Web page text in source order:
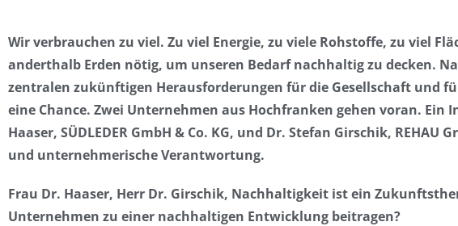
Wir verbrauchen zu viel. Zu viel Energie, zu viele Rohstoffe, zu viel
anderthalb Erden nötig, um unseren Bedarf nachhaltig zu decken.
zentralen zukünftigen Herausforderungen für die Gesellschaft und
eine Chance. Zwei Unternehmen aus Hochfranken gehen voran. Ein
Haaser, SÜDLEDER GmbH & Co. KG, und Dr. Stefan Girschik,
und unternehmerische Verantwortung.
Frau Dr. Haaser, Herr Dr. Girschik, Nachhaltigkeit ist ein
Unternehmen zu einer nachhaltigen Entwicklung beitragen?